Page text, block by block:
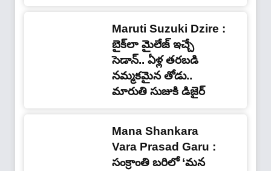
Maruti Suzuki Dzire :
బైక్‌లా మైలేజ్ ఇచ్చే
సెడాన్.. ఏళ్ల తరబడి
నమ్మకమైన తోడు..
మారుతి సుజుకి డిజైర్
Mana Shankara
Vara Prasad Garu :
సంక్రాంతి బరిలో ‘మన